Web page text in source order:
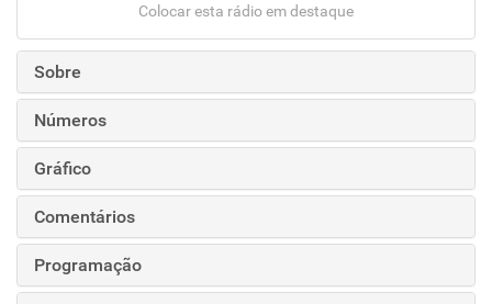
Colocar esta rádio em destaque
Sobre
Números
Gráfico
Comentários
Programação